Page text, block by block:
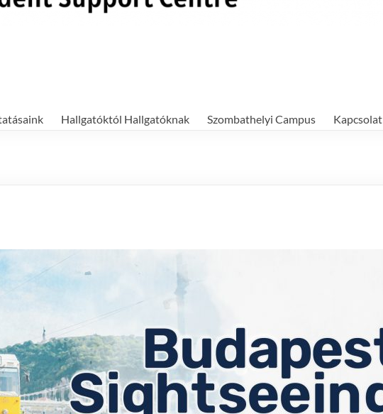
Hallgatóktól Hallgatóknak Szombathelyi Campus Kapcsolat